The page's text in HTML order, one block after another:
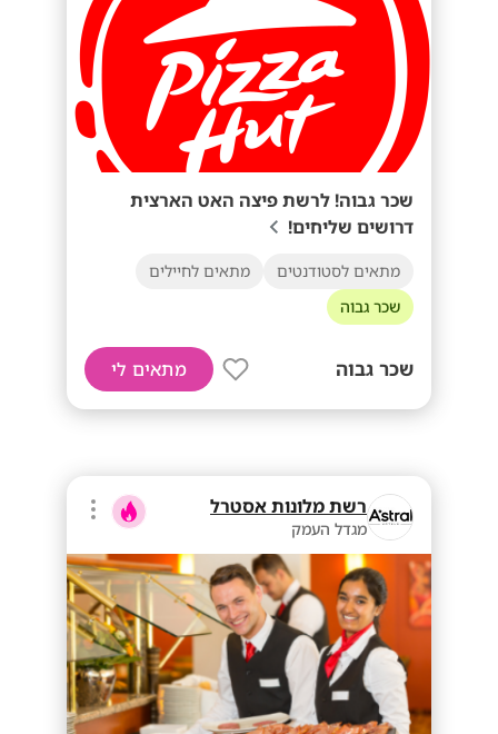
שכר גבוה! לרשת פיצה האט הארצית
דרושים שליחים!
מתאים לסטודנטים
מתאים לחיילים
שכר גבוה
שכר גבוה מתאים לי
רשת מלונות אסטרל
מגדל העמק